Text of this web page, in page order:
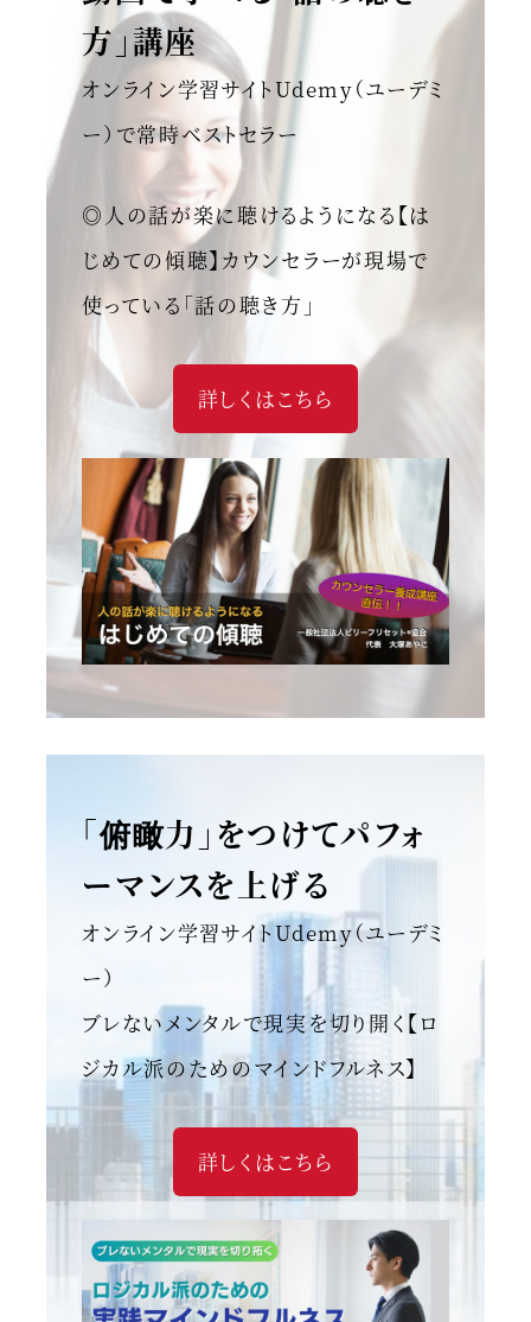
方」講座
オンライン学習サイトUdemy（ユーデミ
ー）で常時ベストセラー
◎人の話が楽に聴けるようになる【は
じめての傾聴】カウンセラーが現場で
使っている「話の聴き方」
詳しくはこちら
「俯瞰力」をつけてパフォ
ーマンスを上げる
オンライン学習サイトUdemy（ユーデミ
ー）
ブレないメンタルで現実を切り開く【ロ
ジカル派のためのマインドフルネス】
詳しくはこちら